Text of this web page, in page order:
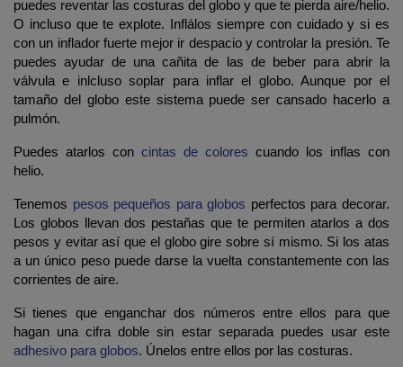
puedes reventar las costuras del globo y que te pierda aire/helio.
O incluso que te explote. Inflálos siempre con cuidado y si es
con un inflador fuerte mejor ir despacio y controlar la presión. Te
puedes ayudar de una cañita de las de beber para abrir la
válvula e inlcluso soplar para inflar el globo. Aunque por el
tamaño del globo este sistema puede ser cansado hacerlo a
pulmón.
Puedes atarlos con cintas de colores cuando los inflas con
helio.
Tenemos pesos pequeños para globos perfectos para decorar.
Los globos llevan dos pestañas que te permiten atarlos a dos
pesos y evitar así que el globo gire sobre sí mismo. Si los atas
a un único peso puede darse la vuelta constantemente con las
corrientes de aire.
Si tienes que enganchar dos números entre ellos para que
hagan una cifra doble sin estar separada puedes usar este
adhesivo para globos. Únelos entre ellos por las costuras.